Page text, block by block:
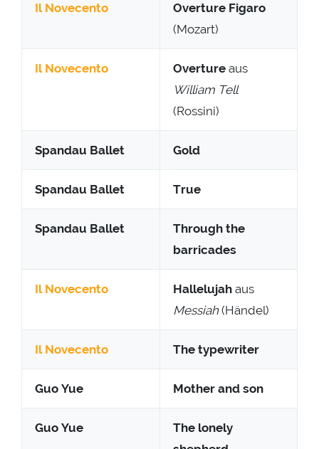
Il Novecento
Overture Figaro
(Mozart)
Il Novecento Overture aus
William Tell
(Rossini)
Spandau Ballet Gold
Spandau Ballet True
Spandau Ballet
Through the
barricades
Il Novecento Hallelujah aus
Messiah(Händel)
Il Novecento The typewriter
Guo Yue Mother and son
Guo Yue
The lonely